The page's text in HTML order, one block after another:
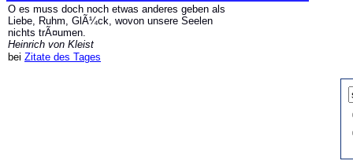
O es muss doch noch etwas anderes geben als
Liebe, Ruhm, GlÃ¼ck, wovon unsere Seelen
nichts trÃ¤umen.
Heinrich von Kleist
bei Zitate des Tages